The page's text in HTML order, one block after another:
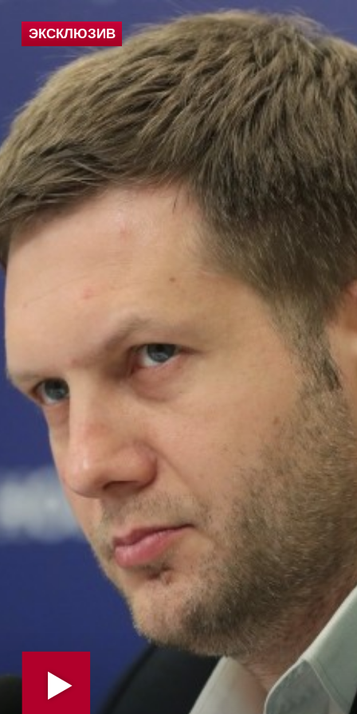
ЭКСКЛЮЗИВ